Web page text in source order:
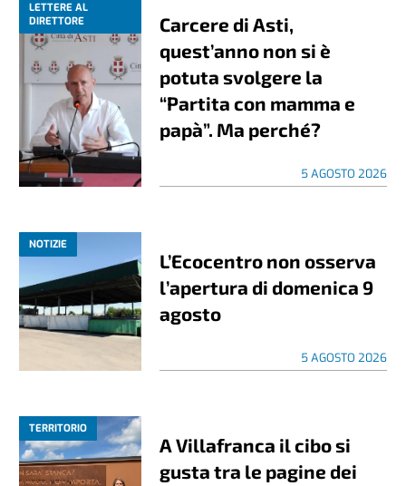
LETTERE AL
DIRETTORE
Carcere di Asti,
quest’anno non si è
potuta svolgere la
“Partita con mamma e
papà”. Ma perché?
5 AGOSTO 2026
NOTIZIE
L’Ecocentro non osserva
l’apertura di domenica 9
agosto
5 AGOSTO 2026
TERRITORIO
A Villafranca il cibo si
gusta tra le pagine dei